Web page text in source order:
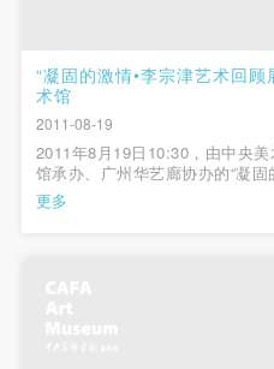
“凝固的激情•李宗津艺术回
术馆
2011-08-19
2011年8月19日10:30，由中央
馆承办、广州华艺廊协办的“凝固
央美术学院美术馆隆重开幕，大
1916-1977》同期举行首发式。
更多